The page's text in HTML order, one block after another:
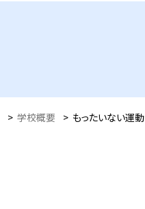
> 学校概要 > もったいない運動